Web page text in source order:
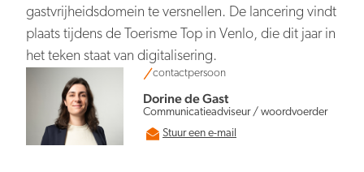
Internationale concurrentiepositie
Digitale transformatie
Wat we doen
Organisatie
Werken bij
NBTC Mediabank
Contact
Ga naar de Newsroom
Nieuwsberichten
Persberichten
Actuele thema’s & impact
EN NL
gastvrijheidsdomein te versnellen. De lancering vindt
plaats tijdens de Toerisme Top in Venlo, die dit jaar in
het teken staat van digitalisering.
contactpersoon
Dorine de Gast
Communicatieadviseur / woordvoerder
Stuur een e-mail